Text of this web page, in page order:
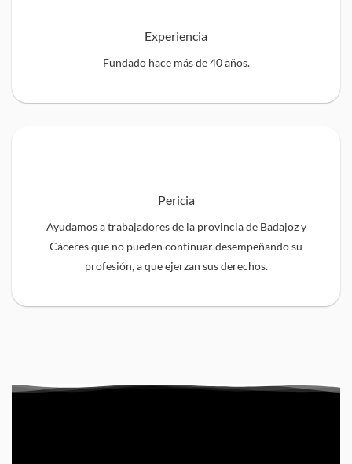
Experiencia
Fundado hace más de 40 años.
Pericia
Ayudamos a trabajadores de la provincia de Badajoz y
Cáceres que no pueden continuar desempeñando su
profesión, a que ejerzan sus derechos.